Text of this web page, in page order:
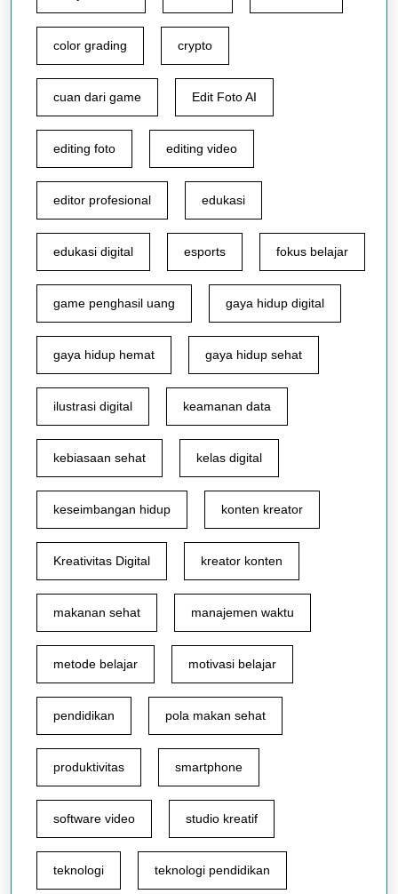
color grading crypto
cuan dari game Edit Foto AI
editing foto editing video
editor profesional edukasi
edukasi digital esports fokus belajar
game penghasil uang gaya hidup digital
gaya hidup hemat gaya hidup sehat
ilustrasi digital keamanan data
kebiasaan sehat kelas digital
keseimbangan hidup konten kreator
Kreativitas Digital kreator konten
makanan sehat manajemen waktu
metode belajar motivasi belajar
pendidikan pola makan sehat
produktivitas smartphone
software video studio kreatif
teknologi teknologi pendidikan